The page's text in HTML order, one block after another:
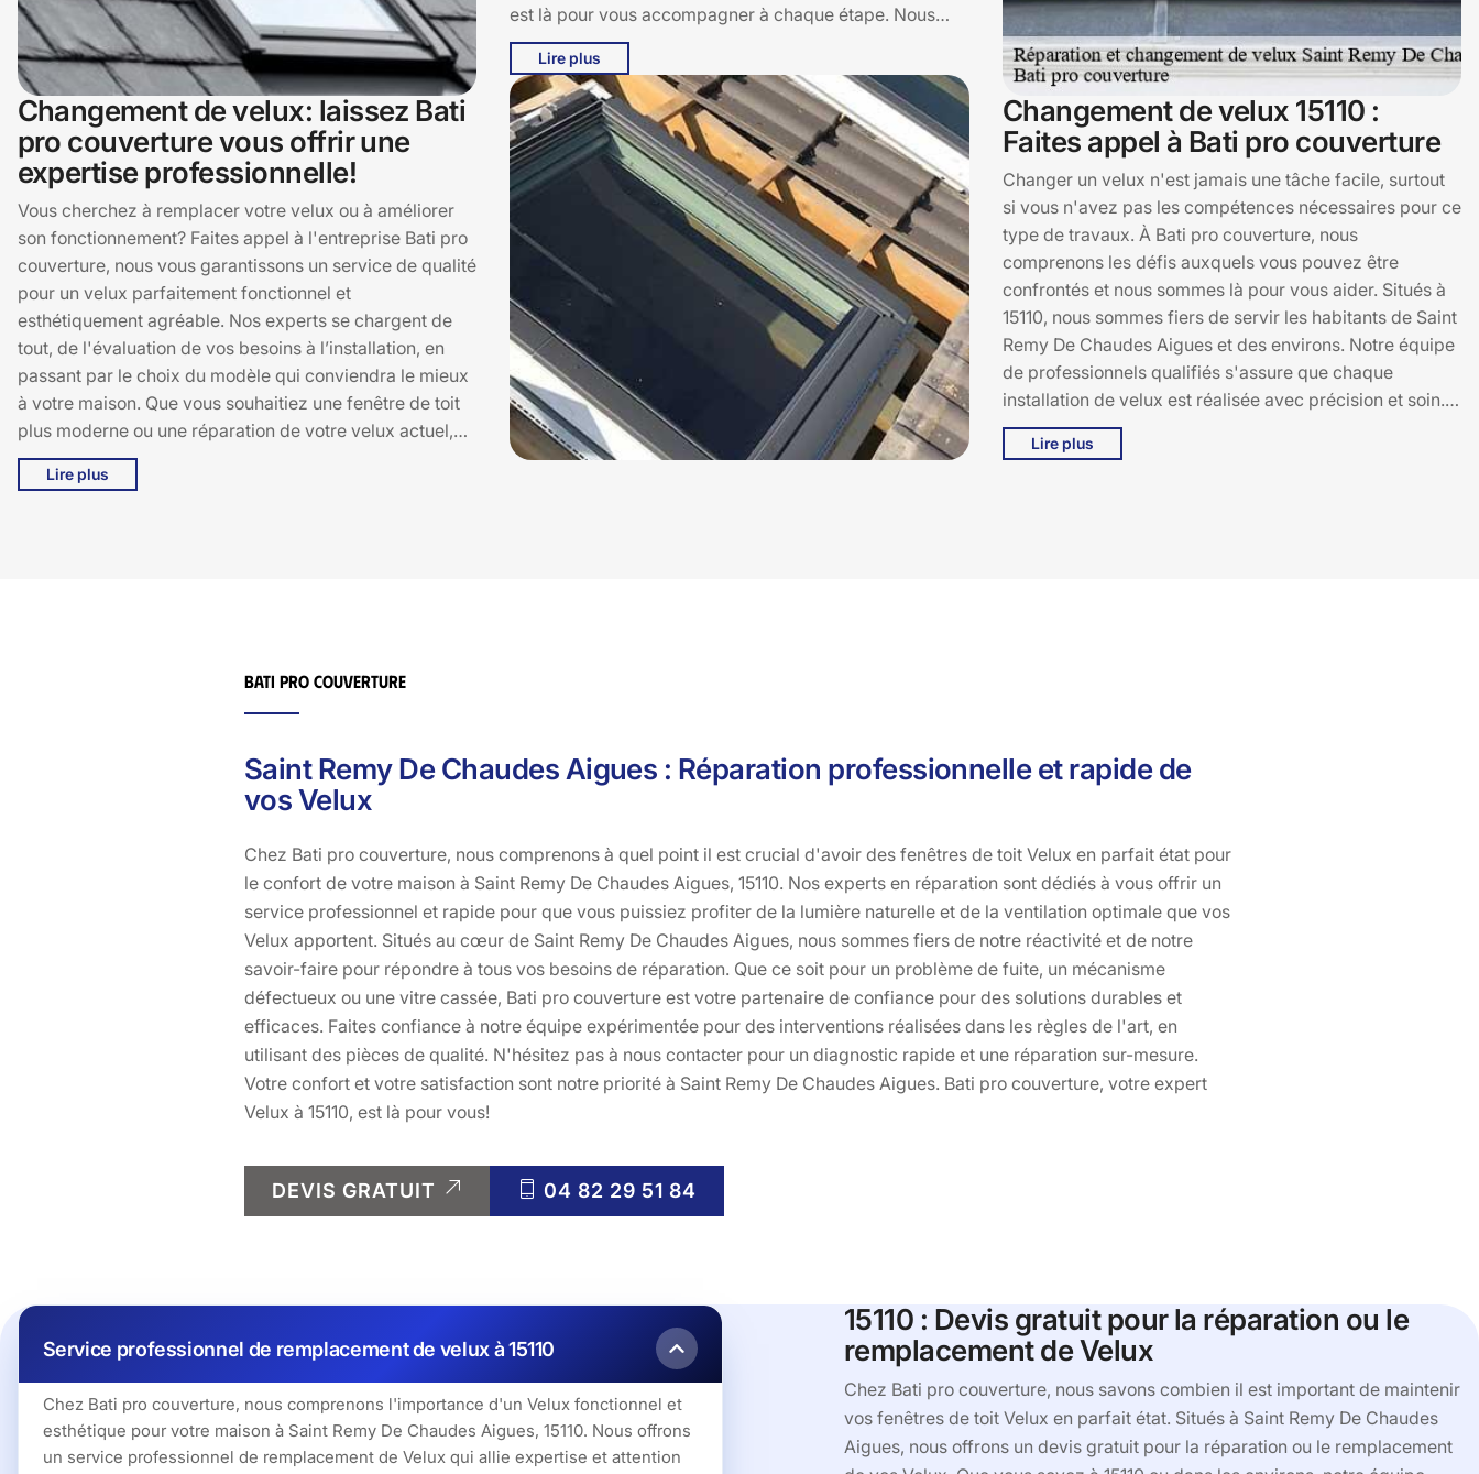
Changement de velux: laissez Bati
pro couverture vous offrir une
expertise professionnelle!
Vous cherchez à remplacer votre velux ou à améliorer
son fonctionnement? Faites appel à l'entreprise Bati pro
couverture, nous vous garantissons un service de qualité
pour un velux parfaitement fonctionnel et
esthétiquement agréable. Nos experts se chargent de
tout, de l'évaluation de vos besoins à l’installation, en
passant par le choix du modèle qui conviendra le mieux
à votre maison. Que vous souhaitiez une fenêtre de toit
plus moderne ou une réparation de votre velux actuel,
nous sommes là pour vous accompagner. Contactez-
nous et découvrez la différence d'un service
Lire plus
est là pour vous accompagner à chaque étape. Nous
utilisons des matériaux durables et des techniques de
pointe pour garantir une installation impeccable et une
performance optimale. Chez Bati pro couverture, nous
sommes fiers de notre savoir-faire et de notre attention
aux détails, vous assurant ainsi une tranquillité d'esprit
et une maison plus lumineuse et accueillante. Faites
confiance à Bati pro couverture pour transformer votre
espace de vie à 15110 avec des Velux qui allient
esthétique et fonctionnalité.
Lire plus
Changement de velux 15110 :
Faites appel à Bati pro couverture
Changer un velux n'est jamais une tâche facile, surtout
si vous n'avez pas les compétences nécessaires pour ce
type de travaux. À Bati pro couverture, nous
comprenons les défis auxquels vous pouvez être
confrontés et nous sommes là pour vous aider. Situés à
15110, nous sommes fiers de servir les habitants de Saint
Remy De Chaudes Aigues et des environs. Notre équipe
de professionnels qualifiés s'assure que chaque
installation de velux est réalisée avec précision et soin.
En faisant appel à Bati pro couverture, vous bénéficiez
non seulement d'un service de qualité, mais aussi de
Lire plus
Bati pro couverture
Saint Remy De Chaudes Aigues : Réparation professionnelle et rapide de
vos Velux
Chez Bati pro couverture, nous comprenons à quel point il est crucial d'avoir des fenêtres de toit Velux en parfait état pour
le confort de votre maison à Saint Remy De Chaudes Aigues, 15110. Nos experts en réparation sont dédiés à vous offrir un
service professionnel et rapide pour que vous puissiez profiter de la lumière naturelle et de la ventilation optimale que vos
Velux apportent. Situés au cœur de Saint Remy De Chaudes Aigues, nous sommes fiers de notre réactivité et de notre
savoir-faire pour répondre à tous vos besoins de réparation. Que ce soit pour un problème de fuite, un mécanisme
défectueux ou une vitre cassée, Bati pro couverture est votre partenaire de confiance pour des solutions durables et
efficaces. Faites confiance à notre équipe expérimentée pour des interventions réalisées dans les règles de l'art, en
utilisant des pièces de qualité. N'hésitez pas à nous contacter pour un diagnostic rapide et une réparation sur-mesure.
Votre confort et votre satisfaction sont notre priorité à Saint Remy De Chaudes Aigues. Bati pro couverture, votre expert
Velux à 15110, est là pour vous!
DEVIS GRATUIT 04 82 29 51 84
Service professionnel de remplacement de velux à 15110
Chez Bati pro couverture, nous comprenons l'importance d'un Velux fonctionnel et
esthétique pour votre maison à Saint Remy De Chaudes Aigues, 15110. Nous offrons
un service professionnel de remplacement de Velux qui allie expertise et attention
15110 : Devis gratuit pour la réparation ou le
remplacement de Velux
Chez Bati pro couverture, nous savons combien il est important de maintenir
vos fenêtres de toit Velux en parfait état. Situés à Saint Remy De Chaudes
Aigues, nous offrons un devis gratuit pour la réparation ou le remplacement